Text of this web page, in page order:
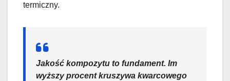
termiczny.
Jakość kompozytu to fundament. Im
wyższy procent kruszywa kwarcowego